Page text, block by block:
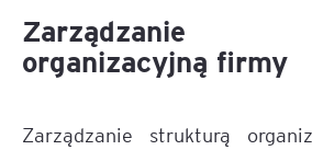
Zarządzanie
organizacyjną firmy
Zarządzanie strukturą